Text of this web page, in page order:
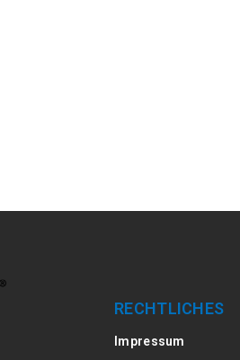
RECHTLICHES
Impressum